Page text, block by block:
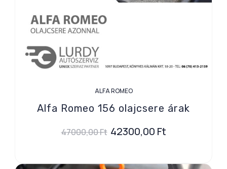
ALFA ROMEO
Alfa Romeo 156 olajcsere árak
47000,00Ft 42300,00 Ft